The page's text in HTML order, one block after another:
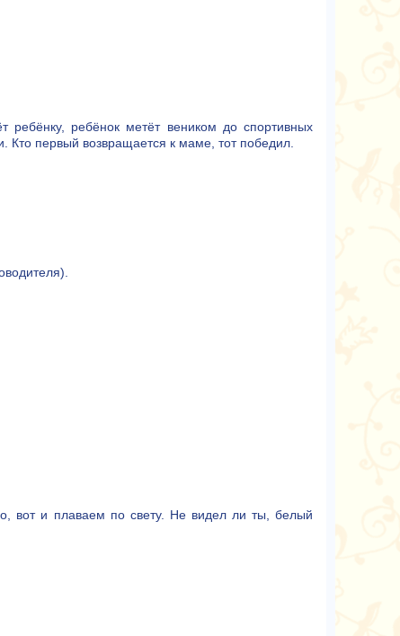
ребёнок метёт веником до спортивных
первый возвращается к маме, тот победил.
вот и плаваем по свету. Не видел ли ты, белый